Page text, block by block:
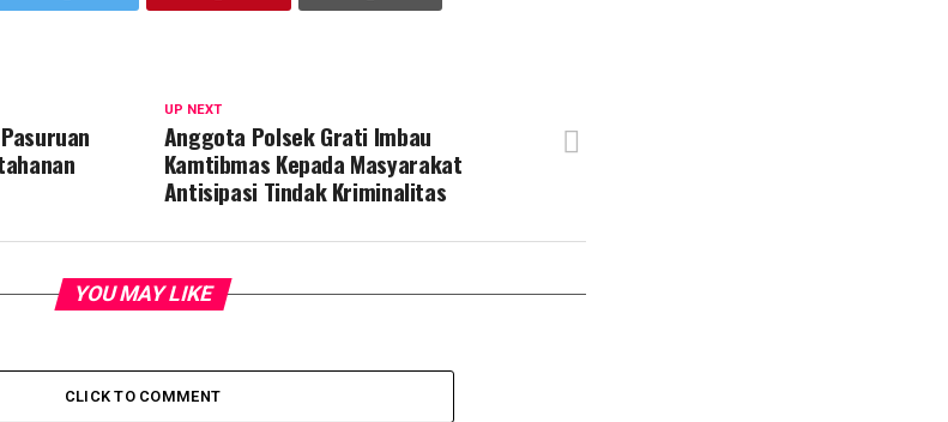
UP NEXT
Anggota Polsek Grati Imbau
Kamtibmas Kepada Masyarakat
Antisipasi Tindak Kriminalitas
YOU MAY LIKE
CLICK TO COMMENT